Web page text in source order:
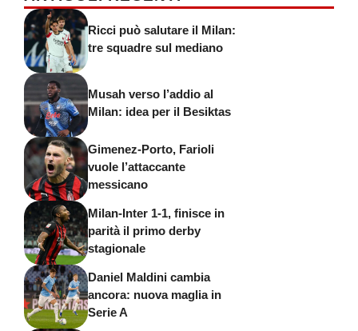
Ricci può salutare il Milan:
tre squadre sul mediano
Musah verso l’addio al
Milan: idea per il Besiktas
Gimenez-Porto, Farioli
vuole l’attaccante
messicano
Milan-Inter 1-1, finisce in
parità il primo derby
stagionale
Daniel Maldini cambia
ancora: nuova maglia in
Serie A